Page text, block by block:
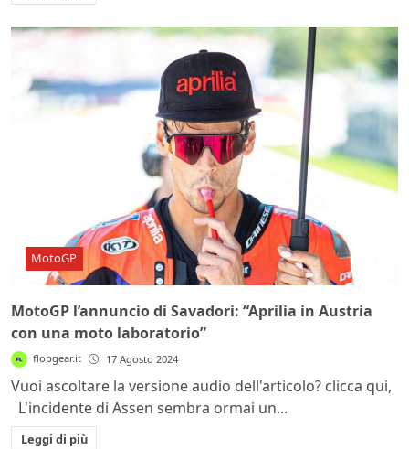
MotoGP
MotoGP l’annuncio di Savadori: “Aprilia in Austria
con una moto laboratorio”
flopgear.it 17 Agosto 2024
Vuoi ascoltare la versione audio dell'articolo? clicca qui,
L'incidente di Assen sembra ormai un...
Leggi di più